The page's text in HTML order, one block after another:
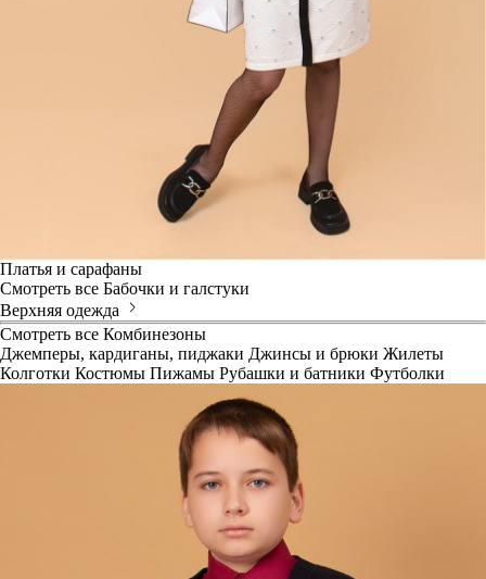
Платья и сарафаны
Смотреть все Бабочки и галстуки
Верхняя одежда
Смотреть все Комбинезоны
Джемперы, кардиганы, пиджаки Джинсы и брюки Жилеты
Колготки Костюмы Пижамы Рубашки и батники Футболки